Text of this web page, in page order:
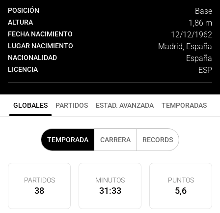
POSICIÓN Base
ALTURA 1,86 m
FECHA NACIMIENTO 12/12/1962
LUGAR NACIMIENTO Madrid, España
NACIONALIDAD España
LICENCIA ESP
GLOBALES PARTIDOS ESTAD. AVANZADA TEMPORADAS
TEMPORADA CARRERA RECORDS
PARTIDOS
38
MINUTOS
31:33
PUNTOS
5,6